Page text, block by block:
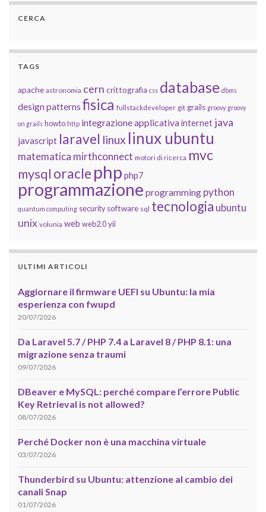
CERCA
TAGS
apache astronomia cern crittografia css database dbms
design patterns fisica fullstackdeveloper git grails groovy groovy
on grails howto http integrazione applicativainternet java
javascript laravel linux linux ubuntu
matematica mirthconnect motori di ricerca mvc
mysql oracle php php7
programmazione programming python
quantum computing security software sql tecnologia ubuntu
unix volunia web web2.0 yii
ULTIMI ARTICOLI
Aggiornare il firmware UEFI su Ubuntu: la mia
esperienza con fwupd
20/07/2026
Da Laravel 5.7 / PHP 7.4 a Laravel 8 / PHP 8.1: una
migrazione senza traumi
09/07/2026
DBeaver e MySQL: perché compare l’errore Public
Key Retrieval is not allowed?
08/07/2026
Perché Docker non è una macchina virtuale
03/07/2026
Thunderbird su Ubuntu: attenzione al cambio dei
canali Snap
01/07/2026